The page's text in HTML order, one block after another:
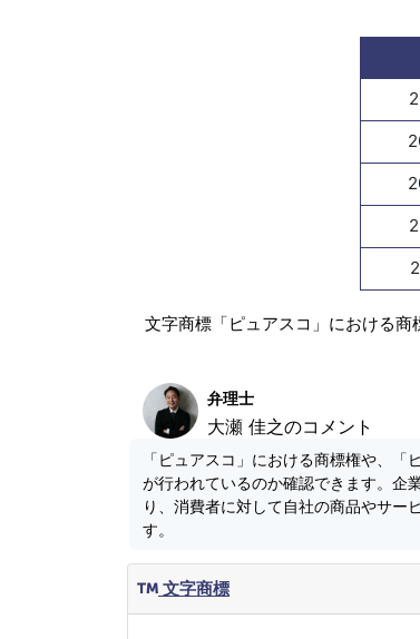
文字商標「ピュアスコ」における商
弁理士
大瀬 佳之のコメント
「ピュアスコ」における商標権や、
が行われているのか確認できます。企
り、消費者に対して自社の商品やサー
す。
文字商標